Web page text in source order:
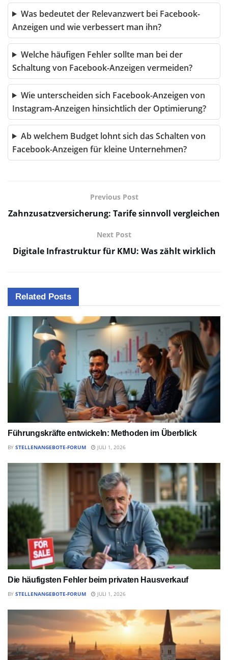
Was bedeutet der Relevanzwert bei Facebook-
Anzeigen und wie verbessert man ihn?
Welche häufigen Fehler sollte man bei der
Schaltung von Facebook-Anzeigen vermeiden?
Wie unterscheiden sich Facebook-Anzeigen von
Instagram-Anzeigen hinsichtlich der Optimierung?
Ab welchem Budget lohnt sich das Schalten von
Facebook-Anzeigen für kleine Unternehmen?
Previous Post
Zahnzusatzversicherung: Tarife sinnvoll vergleichen
Next Post
Digitale Infrastruktur für KMU: Was zählt wirklich
Related Posts
Führungskräfte entwickeln: Methoden im Überblick
BY STELLENANGEBOTE-FORUM JULI 1, 2026
Die häufigsten Fehler beim privaten Hausverkauf
BY STELLENANGEBOTE-FORUM JULI 1, 2026